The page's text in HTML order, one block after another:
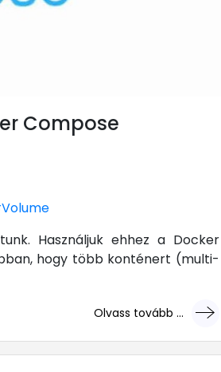
Compose
Használjuk ehhez a Docker
hogy több konténert (multi-
Olvass tovább ...
... mert megéri!